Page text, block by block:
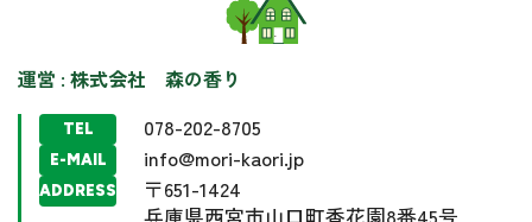
運営 : 株式会社 森の香り
TEL 078-202-8705
E-MAIL info@mori-kaori.jp
ADDRESS
〒651-1424